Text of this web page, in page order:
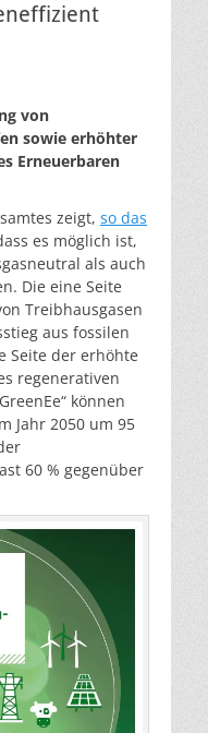
von
sowie erhöhter
Erneuerbaren
zeigt, so das
es möglich ist,
als auch
Die eine Seite
Treibhausgasen
aus fossilen
Seite der erhöhte
regenerativen
können
Jahr 2050 um 95
60 % gegenüber